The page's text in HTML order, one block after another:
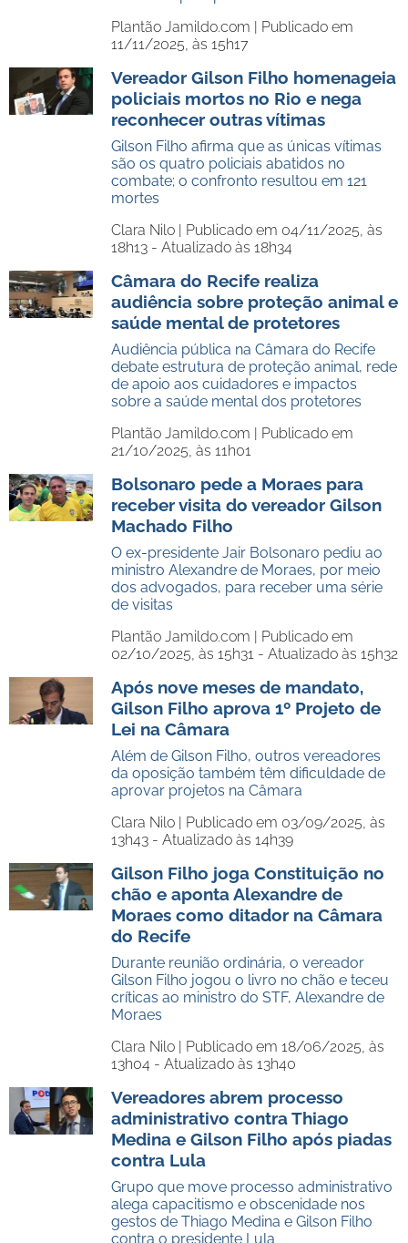
Plantão Jamildo.com | Publicado em
11/11/2025, às 15h17
Vereador Gilson Filho homenageia
policiais mortos no Rio e nega
reconhecer outras vítimas
Gilson Filho afirma que as únicas vítimas
são os quatro policiais abatidos no
combate; o confronto resultou em 121
mortes
Clara Nilo | Publicado em 04/11/2025, às
18h13 - Atualizado às 18h34
Câmara do Recife realiza
audiência sobre proteção animal e
saúde mental de protetores
Audiência pública na Câmara do Recife
debate estrutura de proteção animal, rede
de apoio aos cuidadores e impactos
sobre a saúde mental dos protetores
Plantão Jamildo.com | Publicado em
21/10/2025, às 11h01
Bolsonaro pede a Moraes para
receber visita do vereador Gilson
Machado Filho
O ex-presidente Jair Bolsonaro pediu ao
ministro Alexandre de Moraes, por meio
dos advogados, para receber uma série
de visitas
Plantão Jamildo.com | Publicado em
02/10/2025, às 15h31 - Atualizado às 15h32
Após nove meses de mandato,
Gilson Filho aprova 1º Projeto de
Lei na Câmara
Além de Gilson Filho, outros vereadores
da oposição também têm dificuldade de
aprovar projetos na Câmara
Clara Nilo | Publicado em 03/09/2025, às
13h43 - Atualizado às 14h39
Gilson Filho joga Constituição no
chão e aponta Alexandre de
Moraes como ditador na Câmara
do Recife
Durante reunião ordinária, o vereador
Gilson Filho jogou o livro no chão e teceu
críticas ao ministro do STF, Alexandre de
Moraes
Clara Nilo | Publicado em 18/06/2025, às
13h04 - Atualizado às 13h40
Vereadores abrem processo
administrativo contra Thiago
Medina e Gilson Filho após piadas
contra Lula
Grupo que move processo administrativo
alega capacitismo e obscenidade nos
gestos de Thiago Medina e Gilson Filho
contra o presidente Lula